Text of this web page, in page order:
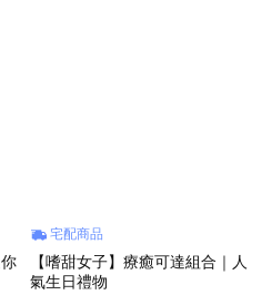
宅配商品
【嗜甜女子】療癒可達組合｜人
氣生日禮物